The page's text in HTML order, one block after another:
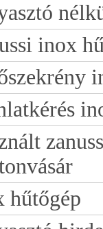
inox
hűtőgép